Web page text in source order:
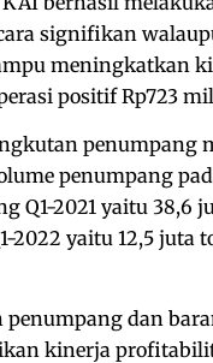
signifikan
meningkatkan
positif Rp723
penumpang
penumpang
Q1-2021 yaitu 38,6
2022 yaitu 12,5 juta
dan
kinerja